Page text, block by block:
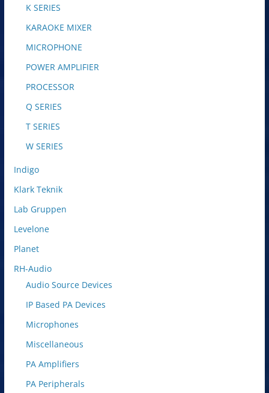
K SERIES
KARAOKE MIXER
MICROPHONE
POWER AMPLIFIER
PROCESSOR
Q SERIES
T SERIES
W SERIES
Indigo
Klark Teknik
Lab Gruppen
Levelone
Planet
RH-Audio
Audio Source Devices
IP Based PA Devices
Microphones
Miscellaneous
PA Amplifiers
PA Peripherals